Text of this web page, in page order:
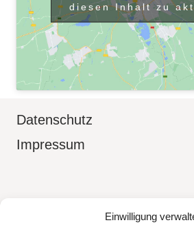
Einwilligung
diesen Inhalt zu
Datenschutz
Impressum
Boudoir Fotografin in